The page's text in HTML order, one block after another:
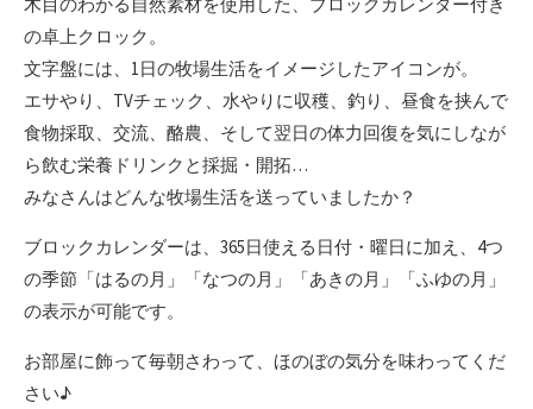
の卓上クロック。
文字盤には、1日の牧場生活をイメージしたアイコンが。
エサやり、TVチェック、水やりに収穫、釣り、昼食を挟んで
食物採取、交流、酪農、そして翌日の体力回復を気にしなが
ら飲む栄養ドリンクと採掘・開拓…
みなさんはどんな牧場生活を送っていましたか？
ブロックカレンダーは、365日使える日付・曜日に加え、4つ
の季節「はるの月」「なつの月」「あきの月」「ふゆの月」
の表示が可能です。
お部屋に飾って毎朝さわって、ほのぼの気分を味わってくだ
さい♪